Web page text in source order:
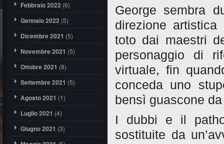
Febbraio 2022 (6)
Gennaio 2022 (5)
Dicembre 2021 (5)
Novembre 2021 (5)
Ottobre 2021 (8)
Settembre 2021 (5)
Agosto 2021 (1)
Luglio 2021 (4)
Giugno 2021 (3)
George sembra
direzione
toto dai maestri
personaggio di
virtuale, fin
conceda uno
bensì guascone
I dubbi e il
sostituite da